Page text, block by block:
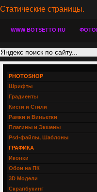
Статические страницы.
WWW BOTSETTO RU
PHOTOSHOP
Шрифты
Градиенты
Кисти и Стили
Рамки и Виньетки
Плагины и Экшены
Psd-файлы, Шаблоны
ГРАФИКА
Иконки
Обои на ПК
3D Модели
Скрапбукинг